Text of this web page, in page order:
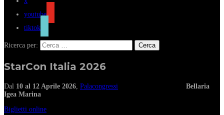
youtube
tiktok
Ricerca per:
StarCon Italia 2026
Dal 10 al 12 Aprile 2026 Palacongressi
Bellaria
Igea Marina
Biglietti online